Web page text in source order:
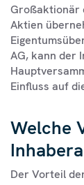
Großaktionär
Aktien
AG, kann der
Einfluss auf
Welche
Der Vorteil